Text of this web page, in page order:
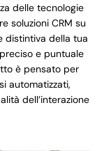
delle tecnologie
soluzioni CRM su
distintiva della tua
e puntuale
è pensato per
automatizzati,
dell’interazione